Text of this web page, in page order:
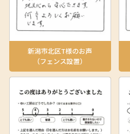
新潟市北区T様のお声
（フェンス設置）